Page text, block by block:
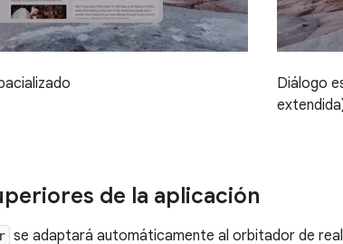
Diálogo
de la aplicación
se adaptará automáticamente al orbitador de